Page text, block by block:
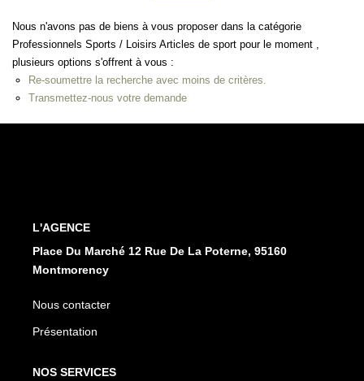
Notre Agence
Nos Engagements
Nos Avis Clients
Créer une alerte
Nous n'avons pas de biens à vous proposer dans la catégorie
Professionnels Sports / Loisirs Articles de sport pour le moment ,
plusieurs options s'offrent à vous :
Re-soumettre la recherche avec moins de critères.
Transmettez-nous votre demande
L'AGENCE
Place Du Marché 12 Rue De La Poterne, 95160
Montmorency
Nous contacter
Présentation
NOS SERVICES